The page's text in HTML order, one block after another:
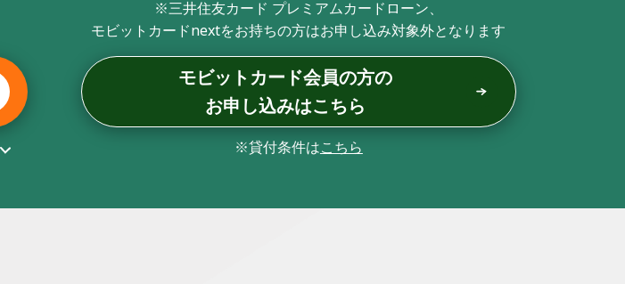
※三井住友カード プレミアムカードローン、
モビットカードnextをお持ちの方はお申し込み対象外となります
モビットカード会員の方の
お申し込みはこちら
※貸付条件はこちら